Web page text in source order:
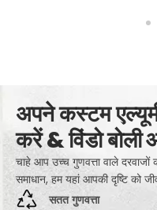
अपने कस्टम
करें & विंडो
चाहे आप उच्च गुणवत्ता वाले
समाधान, हम यहां आपकी दृष्टि को
सतत गुणवत्ता